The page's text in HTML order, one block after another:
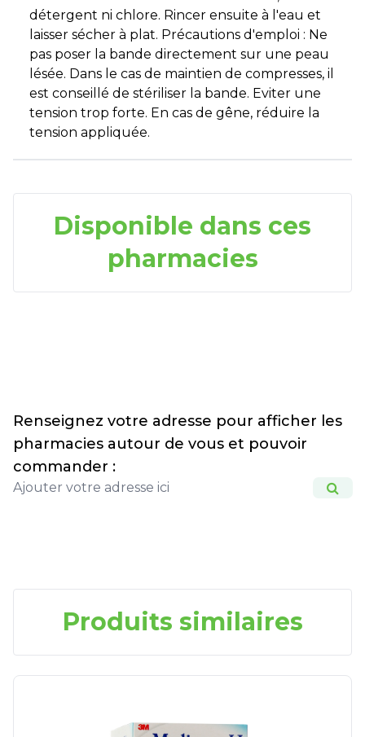
détergent ni chlore. Rincer ensuite à l'eau et
laisser sécher à plat. Précautions d'emploi : Ne
pas poser la bande directement sur une peau
lésée. Dans le cas de maintien de compresses, il
est conseillé de stériliser la bande. Eviter une
tension trop forte. En cas de gêne, réduire la
tension appliquée.
Disponible dans ces
pharmacies
Renseignez votre adresse pour afficher les
pharmacies autour de vous et pouvoir
commander :
Produits similaires